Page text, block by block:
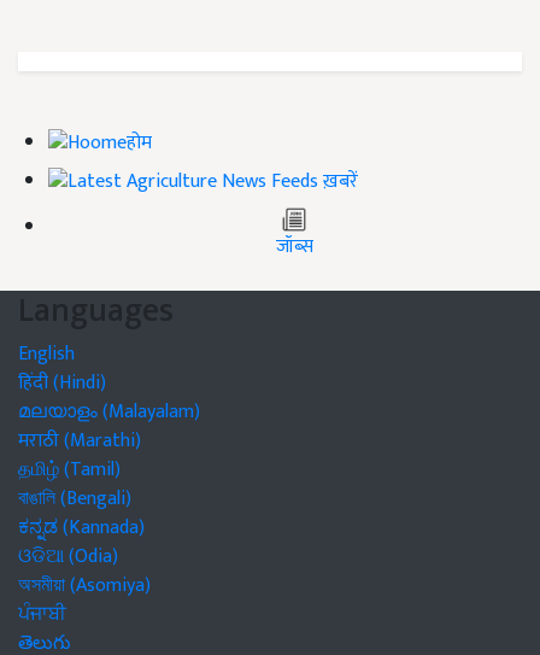
होम
ख़बरें
जॉब्स
Languages
English
हिंदी (Hindi)
മലയാളം (Malayalam)
मराठी (Marathi)
தமிழ் (Tamil)
বাঙালি (Bengali)
ಕನ್ನಡ (Kannada)
ଓଡିଆ (Odia)
অসমীয়া (Asomiya)
ਪੰਜਾਬੀ
తెలుగు